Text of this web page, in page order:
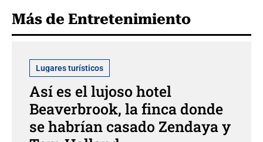
Más de Entretenimiento
Lugares turísticos
Así es el lujoso hotel
Beaverbrook, la finca donde
se habrían casado Zendaya y